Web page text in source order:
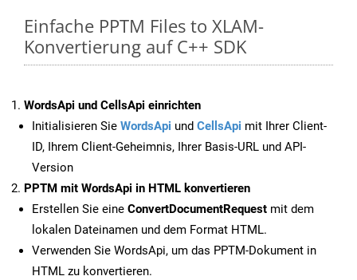
Einfache PPTM Files to XLAM-
Konvertierung auf C++ SDK
WordsApi und CellsApi einrichten
Initialisieren Sie WordsApi und CellsApi mit Ihrer Client-
ID, Ihrem Client-Geheimnis, Ihrer Basis-URL und API-
Version
PPTM mit WordsApi in HTML konvertieren
Erstellen Sie eine ConvertDocumentRequest mit dem
lokalen Dateinamen und dem Format HTML.
Verwenden Sie WordsApi, um das PPTM-Dokument in
HTML zu konvertieren.